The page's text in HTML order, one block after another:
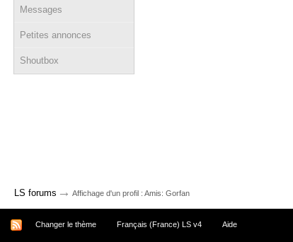
Messages
Petites annonces
Shoutbox
LS forums → Affichage d'un profil : Amis: Gorfan
Changer le thème Français (France) LS v4 Aide